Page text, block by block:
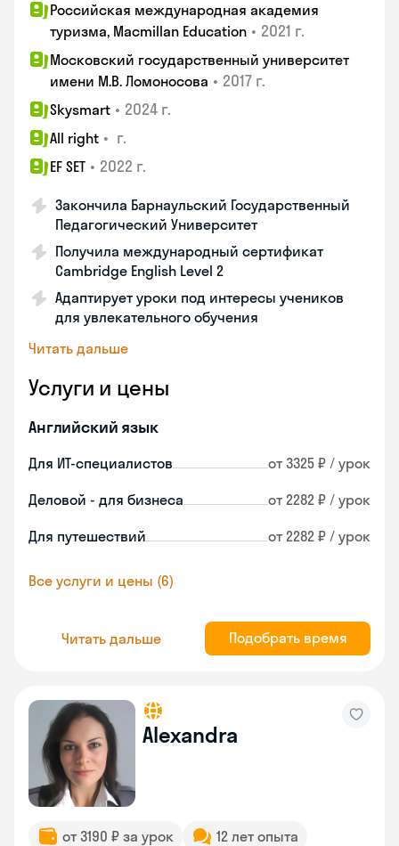
Российская международная академия
туризма, Macmillan Education • 2021 г.
Московский государственный университет
имени М.В. Ломоносова • 2017 г.
Skysmart • 2024 г.
All right • г.
EF SET • 2022 г.
Закончила Барнаульский Государственный
Педагогический Университет
Получила международный сертификат
Cambridge English Level 2
Адаптирует уроки под интересы учеников
для увлекательного обучения
Читать дальше
Услуги и цены
Английский язык
Для ИТ-специалистов от 3325 ₽ / урок
Деловой - для бизнеса от 2282 ₽ / урок
Для путешествий от 2282 ₽ / урок
Все услуги и цены (6)
Читать дальше Подобрать время
Alexandra
от 3190 ₽ за урок 12 лет опыта